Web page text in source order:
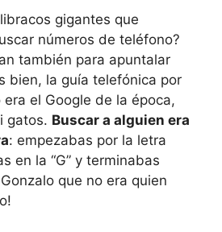
gigantes que
números de teléfono?
también para apuntalar
bien, la guía telefónica por
el Google de la época,
gatos. Buscar a alguien era
: empezabas por la letra
en la “G” y terminabas
que no era quien